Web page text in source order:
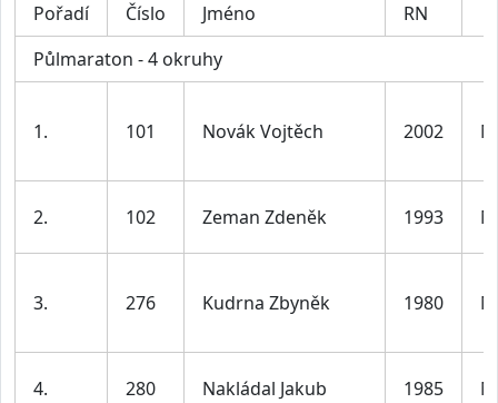
Pořadí Číslo Jméno
RN
Půlmaraton - 4 okruhy
1. 101 Novák Vojtěch 2002 M
2. 102 Zeman Zdeněk 1993 M
3. 276 Kudrna Zbyněk 1980 M
4. 280 Nakládal Jakub 1985 M